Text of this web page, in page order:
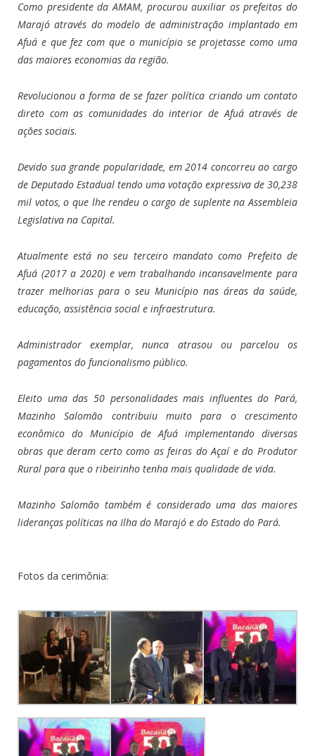
Como presidente da AMAM, procurou auxiliar os prefeitos do
Marajó através do modelo de administração implantado em
Afuá e que fez com que o município se projetasse como uma
das maiores economias da região.
Revolucionou a forma de se fazer política criando um contato
direto com as comunidades do interior de Afuá através de
ações sociais.
Devido sua grande popularidade, em 2014 concorreu ao cargo
de Deputado Estadual tendo uma votação expressiva de 30,238
mil votos, o que lhe rendeu o cargo de suplente na Assembleia
Legislativa na Capital.
Atualmente está no seu terceiro mandato como Prefeito de
Afuá (2017 a 2020) e vem trabalhando incansavelmente para
trazer melhorias para o seu Município nas áreas da saúde,
educação, assistência social e infraestrutura.
Administrador exemplar, nunca atrasou ou parcelou os
pagamentos do funcionalismo público.
Eleito uma das 50 personalidades mais influentes do Pará,
Mazinho Salomão contribuiu muito para o crescimento
econômico do Município de Afuá implementando diversas
obras que deram certo como as feiras do Açaí e do Produtor
Rural para que o ribeirinho tenha mais qualidade de vida.
Mazinho Salomão também é considerado uma das maiores
lideranças políticas na Ilha do Marajó e do Estado do Pará.
Fotos da cerimônia: